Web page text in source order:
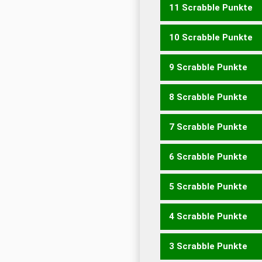
WOCHE
11 Scrabble Punkte
HUCHEN TECHNO
10 Scrabble Punkte
ECHOT HECHT TOUCH
WOHNTE
9 Scrabble Punkte
COHN ECHO HUCH NOCH
TUCHE WOHNE WOHNT
8 Scrabble Punkte
ECHT EUCH TUCH WOHN
WUHNE
7 Scrabble Punkte
CENT HOHE HOHN OWEN
HUHNE
6 Scrabble Punkte
CUT ECU THW WEH
THEO THON TWEN
5 Scrabble Punkte
HON HOT UWE WEN
OUTE TONE
4 Scrabble Punkte
HEU HUT NOT OUT TON
3 Scrabble Punkte